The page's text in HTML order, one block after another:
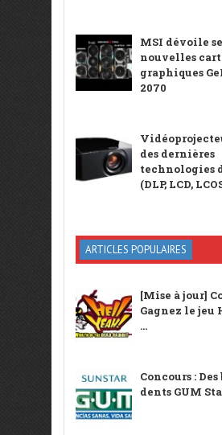
MSI dévoile
nouvelles
graphiques
2070
des dernières
technologies
(DLP, LCD,
ARTICLES POPULAIRES
[Mise à jour]
Gagnez le jeu
...
Concours : Des
dents GUM